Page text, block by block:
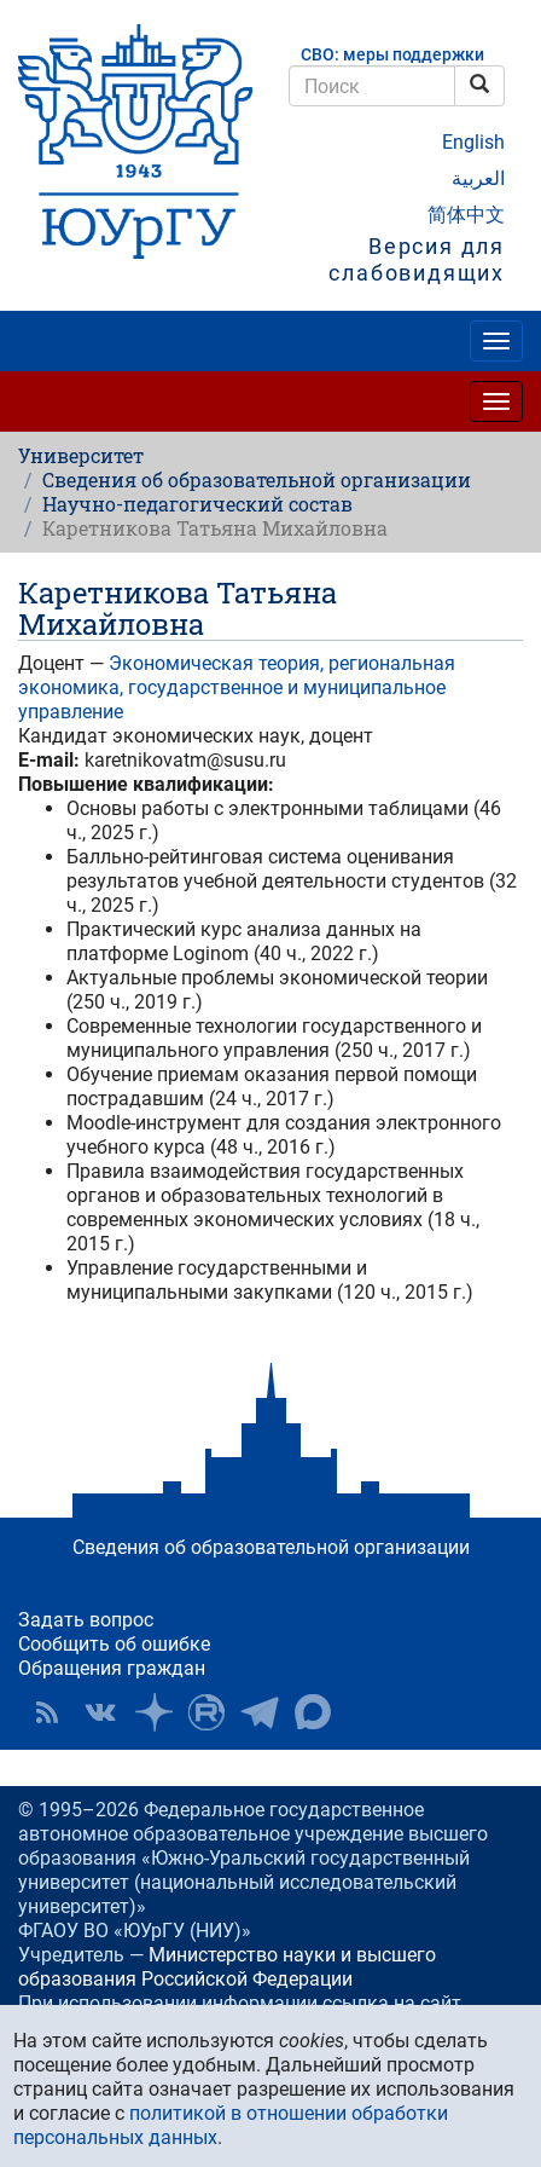
основному
содержанию
СВО: меры поддержки
English
العربية
简体中文
Версия для
слабовидящих
Университет
Сведения об образовательной организации
Научно-педагогический состав
Каретникова Татьяна Михайловна
Каретникова Татьяна
Михайловна
Доцент — Экономическая теория, региональная
экономика, государственное и муниципальное
управление
Кандидат экономических наук, доцент
E-mail: karetnikovatm@susu.ru
Повышение квалификации:
Основы работы с электронными таблицами (46
ч., 2025 г.)
Балльно-рейтинговая система оценивания
результатов учебной деятельности студентов (32
ч., 2025 г.)
Практический курс анализа данных на
платформе Loginom (40 ч., 2022 г.)
Актуальные проблемы экономической теории
(250 ч., 2019 г.)
Современные технологии государственного и
муниципального управления (250 ч., 2017 г.)
Обучение приемам оказания первой помощи
пострадавшим (24 ч., 2017 г.)
Moodle-инструмент для создания электронного
учебного курса (48 ч., 2016 г.)
Правила взаимодействия государственных
органов и образовательных технологий в
современных экономических условиях (18 ч.,
2015 г.)
Управление государственными и
муниципальными закупками (120 ч., 2015 г.)
Сведения об образовательной организации
Задать вопрос
Сообщить об ошибке
Обращения граждан
© 1995–2026 Федеральное государственное
автономное образовательное учреждение высшего
образования «Южно-Уральский государственный
университет (национальный исследовательский
университет)»
ФГАОУ ВО «ЮУрГУ (НИУ)»
Учредитель — Министерство науки и высшего
образования Российской Федерации
При использовании информации ссылка на сайт
www.
susu.ru
Россия, 454080Челябинск, проспект Ленина, 76
Тел./факс:+7 (351) 267-99-00
E-mail:info@susu.ru
Управление маркетинга, брендинга и стратегических
На этом сайте используютсяcookies, чтобы сделать
посещение более удобным. Дальнейший просмотр
страниц сайта означает разрешение их использования
и согласие с политикой в отношении обработки
персональных данных.